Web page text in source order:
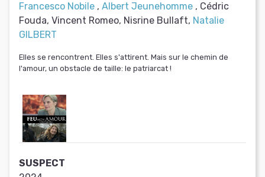
Francesco Nobile , Albert Jeunehomme , Cédric
Fouda, Vincent Romeo, Nisrine Bullaft, Natalie
GILBERT
Elles se rencontrent. Elles s'attirent. Mais sur le chemin de
l'amour, un obstacle de taille: le patriarcat !
SUSPECT